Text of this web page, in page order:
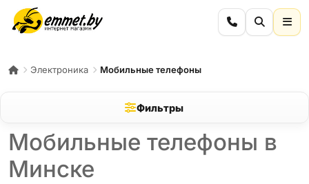
Электроника Мобильные телефоны
Фильтры
Мобильные телефоны в
Минске